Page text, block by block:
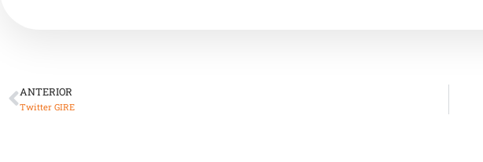
ANTERIOR
Twitter GIRE